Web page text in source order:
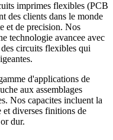
imprimes flexibles (PCB
des clients dans le monde
et de precision. Nos
technologie avancee avec
circuits flexibles qui
d'applications de
aux assemblages
Nos capacites incluent la
diverses finitions de
dur.